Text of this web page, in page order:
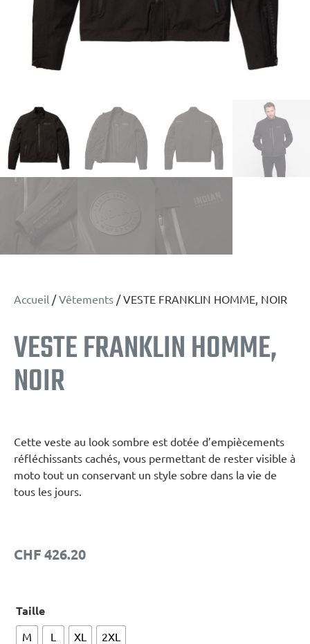
Accueil /Vêtements / VESTE FRANKLIN HOMME, NOIR
VESTE FRANKLIN HOMME,
NOIR
Cette veste au look sombre est dotée d’empiècements
réfléchissants cachés, vous permettant de rester visible à
moto tout un conservant un style sobre dans la vie de
tous les jours.
CHF426.20
Taille
M L XL 2XL